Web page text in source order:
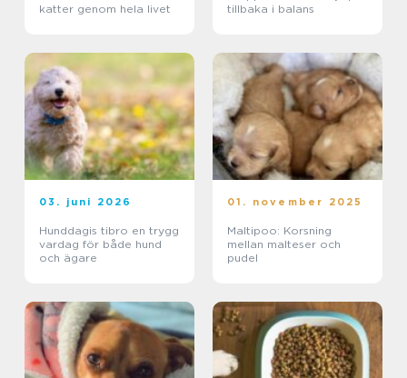
katter genom hela livet
tillbaka i balans
03. juni 2026
Hunddagis tibro en trygg
vardag för både hund
och ägare
01. november 2025
Maltipoo: Korsning
mellan malteser och
pudel